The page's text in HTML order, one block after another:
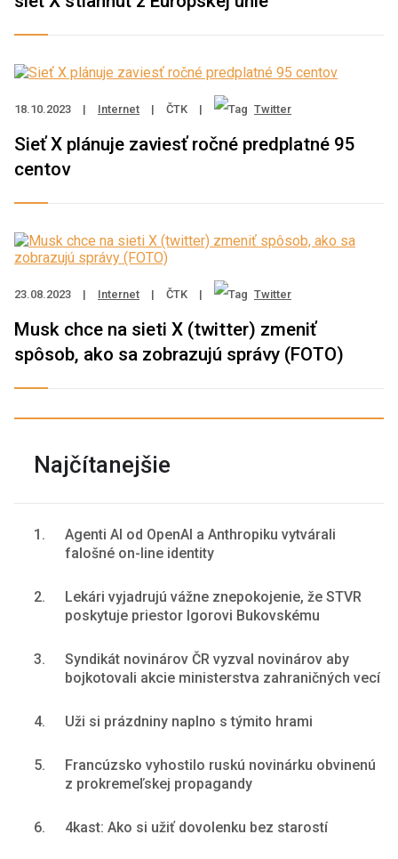
18.10.2023 | Internet | ČTK | Twitter
Sieť X plánuje zaviesť ročné predplatné 95
centov
23.08.2023 | Internet | ČTK | Twitter
Musk chce na sieti X (twitter) zmeniť
spôsob, ako sa zobrazujú správy (FOTO)
Najčítanejšie
1.
Agenti AI od OpenAI a Anthropiku vytvárali
falošné on-line identity
2.
Lekári vyjadrujú vážne znepokojenie, že STVR
poskytuje priestor Igorovi Bukovskému
3.
Syndikát novinárov ČR vyzval novinárov aby
bojkotovali akcie ministerstva zahraničných vecí
4. Uži si prázdniny naplno s týmito hrami
5.
Francúzsko vyhostilo ruskú novinárku obvinenú
z prokremeľskej propagandy
6. 4kast: Ako si užiť dovolenku bez starostí